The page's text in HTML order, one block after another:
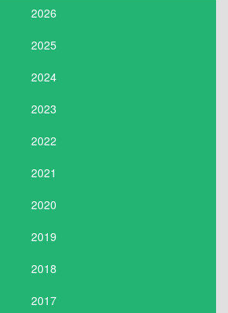
2026
2025
2024
2023
2022
2021
2020
2019
2018
2017